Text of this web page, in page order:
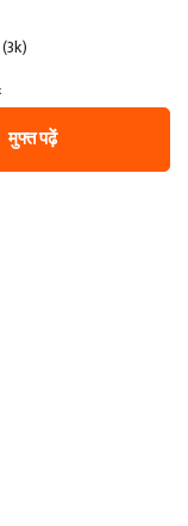
(3k)
मुफ्त पढ़ें